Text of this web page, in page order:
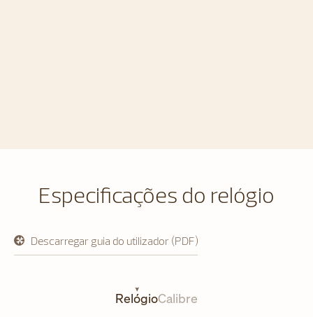
Especificações do relógio
Descarregar guia do utilizador (PDF)
abre
em
RelógioCalibre